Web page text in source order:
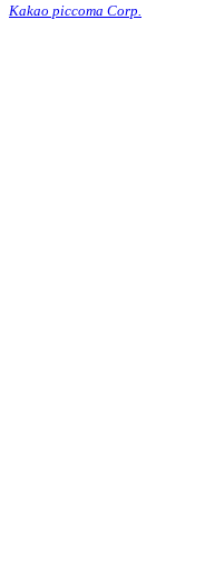
Kakao piccoma Corp.